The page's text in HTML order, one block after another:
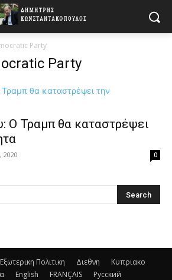
Party
Party
Ο Τραμπ θα καταστρέψει
2020 0
Εξωτερικη Πολιτικη Διεθνη
Κυπριακο
English FRANÇAIS Русский